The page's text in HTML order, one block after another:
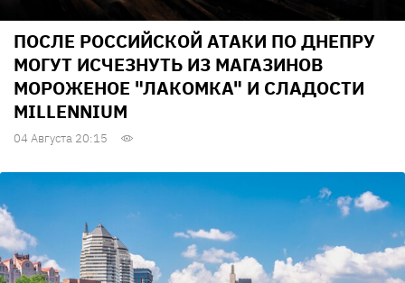
ПОСЛЕ РОССИЙСКОЙ АТАКИ ПО ДНЕПРУ
МОГУТ ИСЧЕЗНУТЬ ИЗ МАГАЗИНОВ
МОРОЖЕНОЕ "ЛАКОМКА" И СЛАДОСТИ
MILLENNIUM
04 Августа 20:15